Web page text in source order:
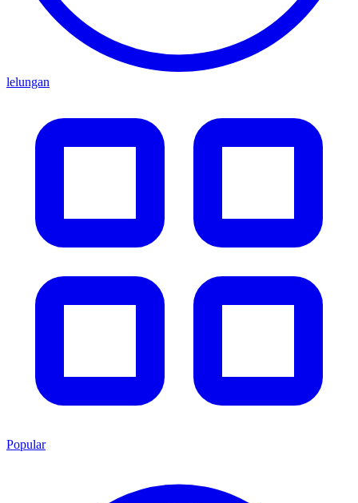
lelungan
Popular